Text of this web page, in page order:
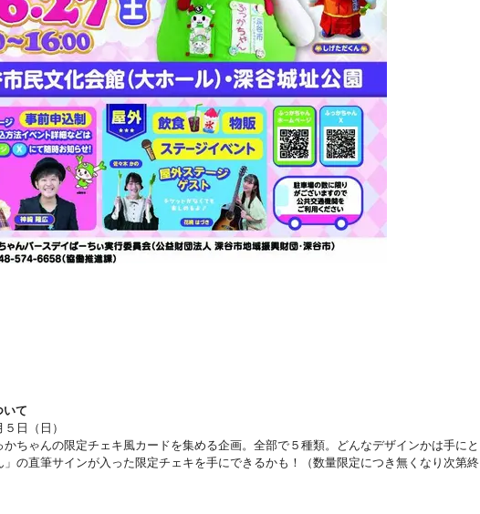
て
日（日）
ちゃんの限定チェキ風カードを集める企画。全部で５種類。どんなデザインかは手にと
の直筆サインが入った限定チェキを手にできるかも！（数量限定につき無くなり次第終